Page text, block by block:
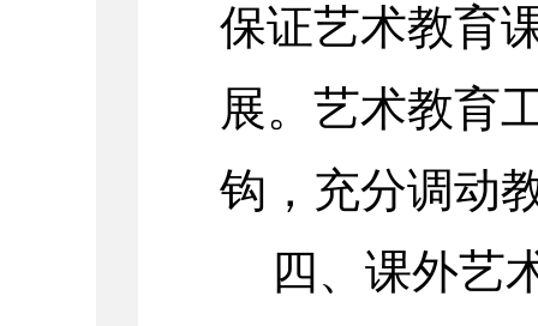
保证艺术教育
展。艺术教育
钩，充分调动
四、课外艺